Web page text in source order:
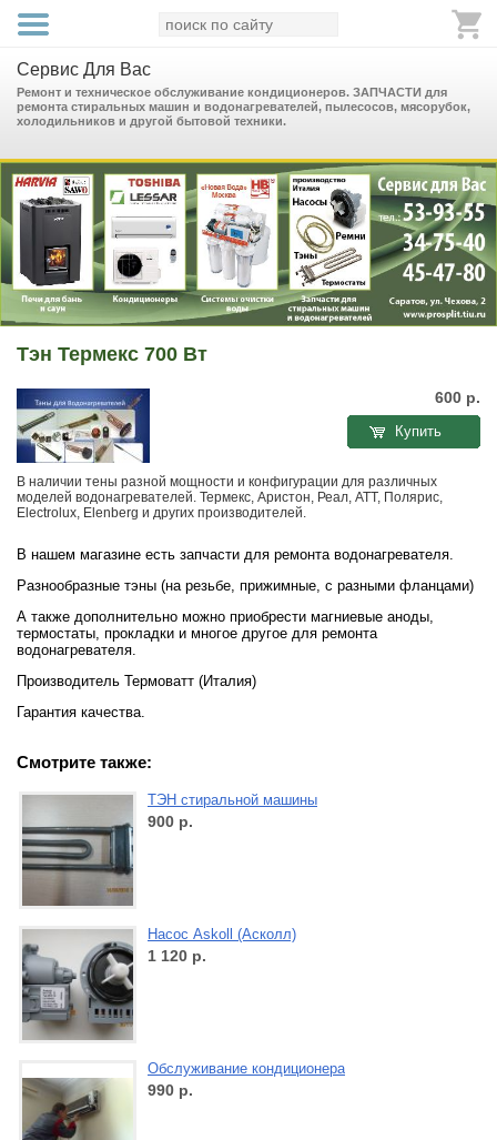
Сервис Для Вас
Ремонт и техническое обслуживание кондиционеров. ЗАПЧАСТИ для
ремонта стиральных машин и водонагревателей, пылесосов, мясорубок,
холодильников и другой бытовой техники.
Тэн Термекс 700 Вт
600 р.
Купить
В наличии тены разной мощности и конфигурации для различных
моделей водонагревателей. Термекс, Аристон, Реал, АТТ, Полярис,
Electrolux, Elenberg и других производителей.
В нашем магазине есть запчасти для ремонта водонагревателя.
Разнообразные тэны (на резьбе, прижимные, с разными фланцами)
А также дополнительно можно приобрести магниевые аноды,
термостаты, прокладки и многое другое для ремонта
водонагревателя.
Производитель Термоватт (Италия)
Гарантия качества.
Смотрите также:
ТЭН стиральной машины
900 р.
Насос Askoll (Асколл)
1 120 р.
Обслуживание кондиционера
990 р.